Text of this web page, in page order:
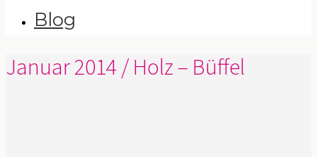
Blog
Januar 2014 / Holz – Büffel